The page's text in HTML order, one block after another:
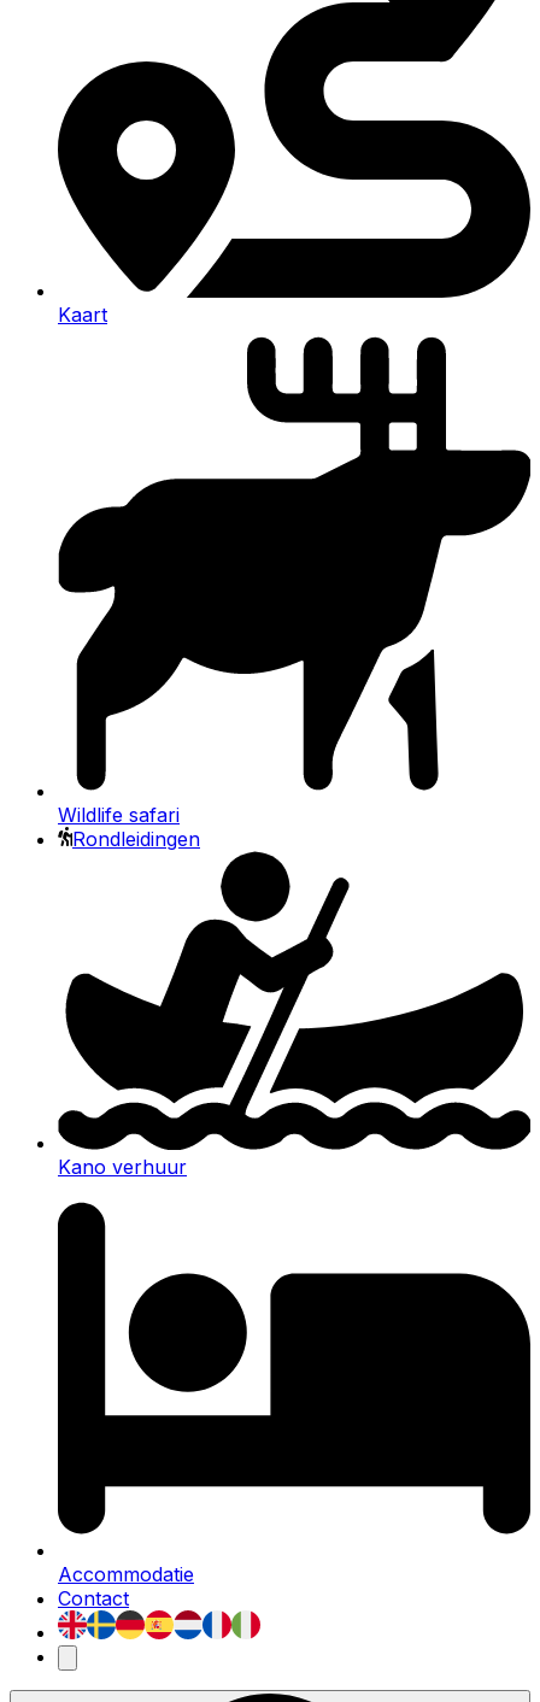
Kaart
Wildlife safari
Rondleidingen
Kano verhuur
Accommodatie
Contact